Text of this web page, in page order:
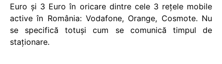
Euro și 3 Euro în oricare dintre cele 3 rețele mobile
active în România: Vodafone, Orange, Cosmote. Nu
se specifică totuși cum se comunică timpul de
staționare.